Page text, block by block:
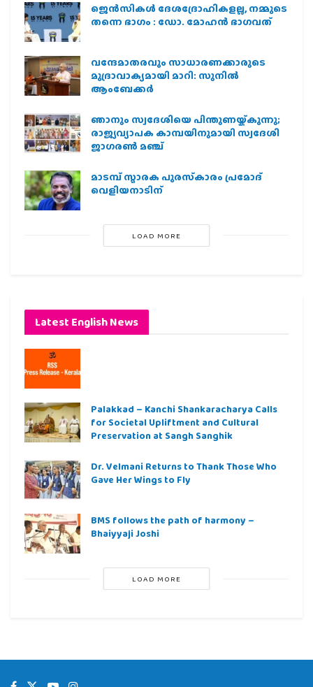
ജെന്‍സികള്‍ ദേശദ്രോഹികളല്ല, നമ്മുടെ
തന്നെ ഭാഗം : ഡോ. മോഹന്‍ ഭാഗവത്
വന്ദേമാതരവും സാധാരണക്കാരുടെ
മുദ്രാവാക്യമായി മാറി: സുനിൽ
ആംബേക്കർ
ഞാനും സ്വദേശിയെ പിന്തുണയ്ക്കുന്നു;
രാജ്യവ്യാപക കാമ്പയിനുമായി സ്വദേശി
ജാഗരണ്‍ മഞ്ച്
മാടമ്പ് സ്മാരക പുരസ്‌കാരം പ്രമോദ്
വെളിയനാടിന്
LOAD MORE
Latest English News
Palakkad – Kanchi Shankaracharya Calls
for Societal Upliftment and Cultural
Preservation at Sangh Sanghik
Dr. Velmani Returns to Thank Those Who
Gave Her Wings to Fly
BMS follows the path of harmony –
Bhaiyyaji Joshi
LOAD MORE